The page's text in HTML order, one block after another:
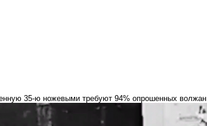
35-ю ножевыми требуют 94% опрошенных волжан